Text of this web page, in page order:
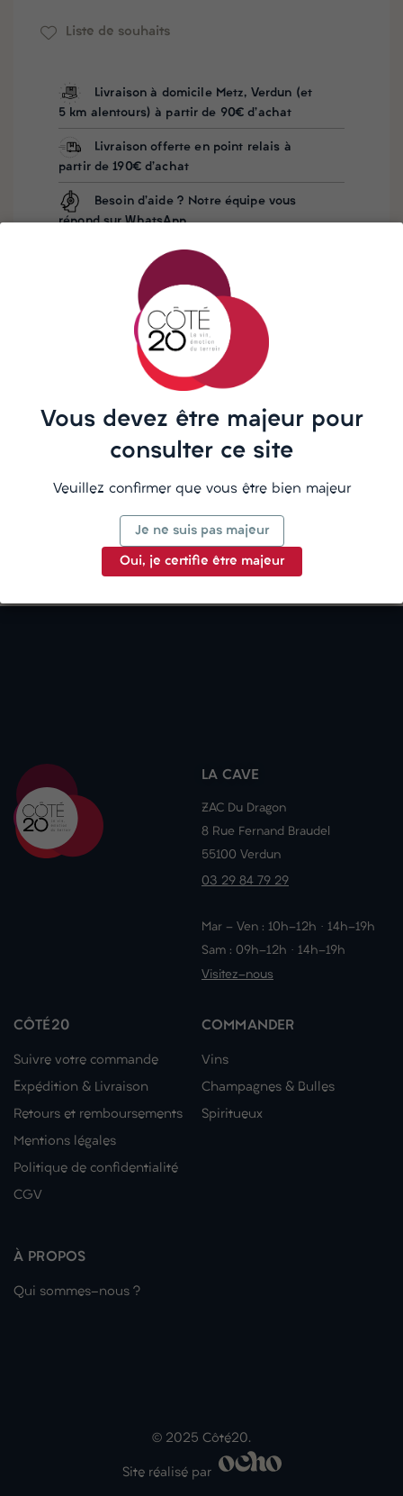
Liste de souhaits
Livraison à domicile Metz, Verdun (et
5 km alentours) à partir de 90€ d'achat
Livraison offerte en point relais à
partir de 190€ d'achat
Besoin d'aide ? Notre équipe vous
répond sur WhatsApp
LA CAVE
ZAC Du Dragon
8 Rue Fernand Braudel
55100 Verdun
03 29 84 79 29
Mar - Ven : 10h-12h · 14h-19h
Sam : 09h-12h · 14h-19h
Visitez-nous
CÔTÉ20
Suivre votre commande
Expédition & Livraison
Retours et remboursements
Mentions légales
Politique de confidentialité
CGV
COMMANDER
Vins
Champagnes & Bulles
Spiritueux
À PROPOS
Qui sommes-nous ?
© 2025 Côté20.
Site réalisé par
Vous devez être majeur pour
consulter ce site
Veuillez confirmer que vous être bien majeur
Je ne suis pas majeur
Oui, je certifie être majeur